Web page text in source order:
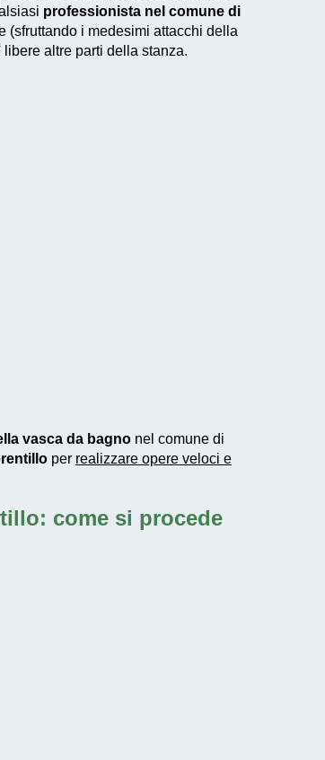
professionista nel comune di
(sfruttando i medesimi attacchi della
altre parti della stanza.
vasca da bagno nel comune di
per realizzare opere veloci e
come si procede